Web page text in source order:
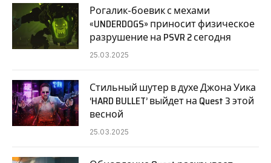
Рогалик-боевик с мехами
«UNDERDOGS» приносит физическое
разрушение на PSVR 2 сегодня
25.03.2025
Стильный шутер в духе Джона Уика
‘HARD BULLET’ выйдет на Quest 3 этой
весной
25.03.2025